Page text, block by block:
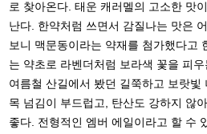
로 찾아온다. 태운 캐러멜의 고소한 맛
난다. 한약처럼 쓰면서 감질나는 맛은
보니 맥문동이라는 약재를 첨가했다고
는 약초로 라벤더처럼 보라색 꽃을 피
여름철 산길에서 봤던 길쭉하고 보랏빛
목 넘김이 부드럽고, 탄산도 강하지 않
좋다. 전형적인 엠버 에일이라고 할 수